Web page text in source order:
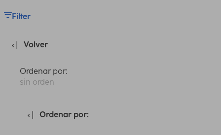
Filter
Volver
Ordenar por:
sin orden
Ordenar por: